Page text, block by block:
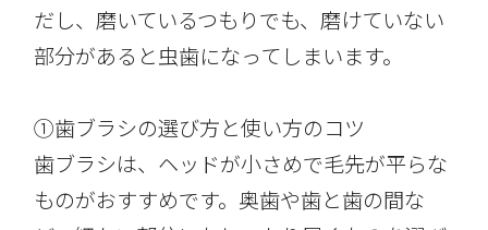
だし、磨いているつもりでも、磨けていない
部分があると虫歯になってしまいます。
①歯ブラシの選び方と使い方のコツ
歯ブラシは、ヘッドが小さめで毛先が平らな
ものがおすすめです。奥歯や歯と歯の間な